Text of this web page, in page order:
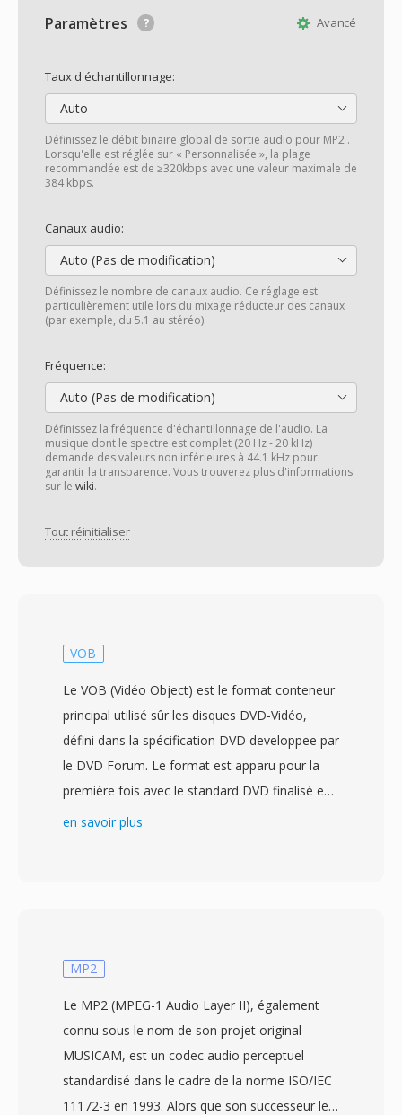
Avancé
Paramètres
Taux d'échantillonnage:
Auto
Définissez le débit binaire global de sortie audio pour MP2 .
Lorsqu'elle est réglée sur « Personnalisée », la plage
recommandée est de ≥320kbps avec une valeur maximale de
384 kbps.
Canaux audio:
Auto (Pas de modification)
Définissez le nombre de canaux audio. Ce réglage est
particulièrement utile lors du mixage réducteur des canaux
(par exemple, du 5.1 au stéréo).
Fréquence:
Auto (Pas de modification)
Définissez la fréquence d'échantillonnage de l'audio. La
musique dont le spectre est complet (20 Hz - 20 kHz)
demande des valeurs non inférieures à 44.1 kHz pour
garantir la transparence. Vous trouverez plus d'informations
sur le wiki.
Tout réinitialiser
VOB
Le VOB (Vidéo Object) est le format conteneur
principal utilisé sûr les disques DVD-Vidéo,
défini dans la spécification DVD developpee par
le DVD Forum. Le format est apparu pour la
première fois avec le standard DVD finalisé en
septembre 1996 et à depuis été utilisé sûr dès
Digital), DTS, MPEG-1 Layer II où LPCM. Au-
VOB transportent également dès flux de sous-
titres DVD sous forme de superpositions
bitmap, dès données de navigation pour
en savoir plus
MP2
Le MP2 (MPEG-1 Audio Layer II), également
connu sous le nom de son projet original
MUSICAM, est un codec audio perceptuel
standardisé dans le cadre de la norme ISO/IEC
11172-3 en 1993. Alors que son successeur le